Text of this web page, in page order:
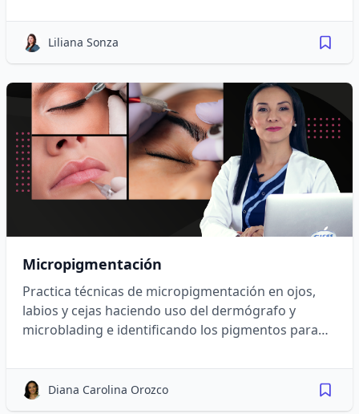
Liliana Sonza
Micropigmentación
Practica técnicas de micropigmentación en ojos,
labios y cejas haciendo uso del dermógrafo y
microblading e identificando los pigmentos para
Diana Carolina Orozco